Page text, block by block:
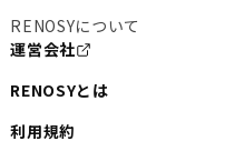
RENOSYについて
運営会社
RENOSYとは
利用規約